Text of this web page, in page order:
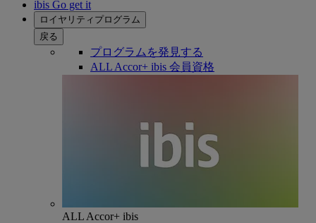
ibis Go get it
ロイヤリティプログラム
戻る
プログラムを発見する
ALL Accor+ ibis 会員資格
ALL Accor+ ibis